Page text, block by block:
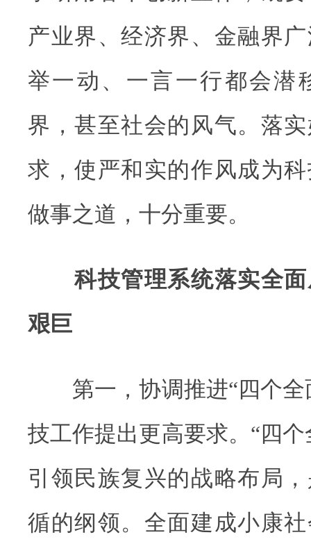
产业界、经济界、金融界
举一动、一言一行都会潜
界，甚至社会的风气。落
求，使严和实的作风成为
做事之道，十分重要。
科技管理系统落实全面
艰巨
第一，协调推进“四个全
技工作提出更高要求。“四
引领民族复兴的战略布局
循的纲领。全面建成小康